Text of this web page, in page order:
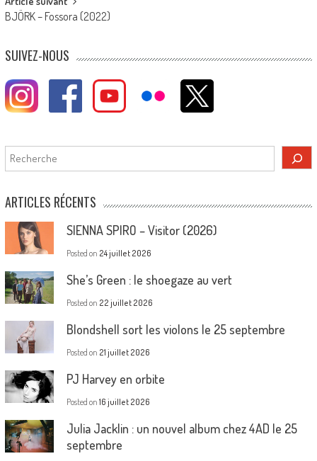
BJÖRK – Fossora (2022)
SUIVEZ-NOUS
Rechercher
ARTICLES RÉCENTS
SIENNA SPIRO – Visitor (2026)
Posted on 24 juillet 2026
She’s Green : le shoegaze au vert
Posted on 22 juillet 2026
Blondshell sort les violons le 25 septembre
Posted on 21 juillet 2026
PJ Harvey en orbite
Posted on 16 juillet 2026
Julia Jacklin : un nouvel album chez 4AD le 25
septembre